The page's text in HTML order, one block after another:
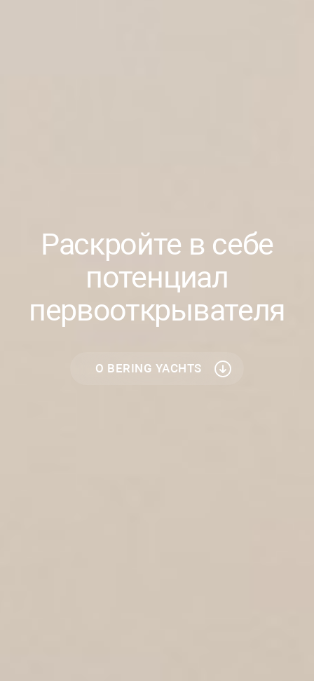
Раскройте в себе
потенциал
первооткрывателя
О BERING YACHTS